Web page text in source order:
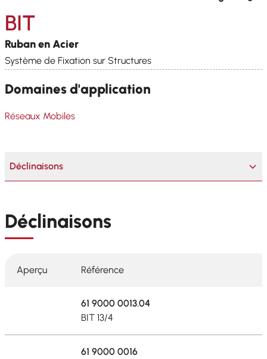
BIT
Ruban en Acier
Système de Fixation sur Structures
Domaines d'application
Réseaux Mobiles
Déclinaisons
Déclinaisons
Aperçu Référence
61 9000 0013.04
BIT 13/4
61 9000 0016